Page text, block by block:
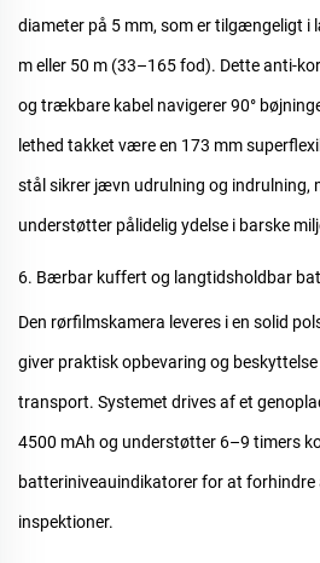
diameter på 5 mm, som er tilgængeligt i
m eller 50 m (33–165 fod). Dette anti-
og trækbare kabel navigerer 90°
lethed takket være en 173 mm
stål sikrer jævn udrulning og indrulning,
understøtter pålidelig ydelse i barske
6. Bærbar kuffert og langtidsholdbar
Den rørfilmskamera leveres i en solid
giver praktisk opbevaring og
transport. Systemet drives af et
4500 mAh og understøtter 6–9 timers
batteriniveauindikatorer for at forhindre
inspektioner.